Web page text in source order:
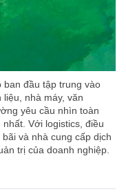
ban đầu tập trung vào
nhà máy, văn
yêu cầu nhìn toàn
Với logistics, điều
và nhà cung cấp dịch
trị của doanh nghiệp.